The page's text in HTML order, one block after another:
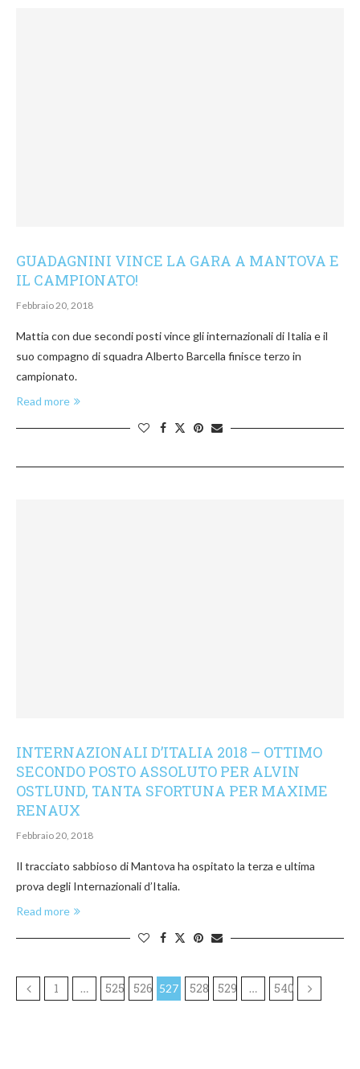
GUADAGNINI VINCE LA GARA A MANTOVA E
IL CAMPIONATO!
Febbraio 20, 2018
Mattia con due secondi posti vince gli internazionali di Italia e il
suo compagno di squadra Alberto Barcella finisce terzo in
campionato.
Read more
INTERNAZIONALI D’ITALIA 2018 – OTTIMO
SECONDO POSTO ASSOLUTO PER ALVIN
OSTLUND, TANTA SFORTUNA PER MAXIME
RENAUX
Febbraio 20, 2018
Il tracciato sabbioso di Mantova ha ospitato la terza e ultima
prova degli Internazionali d’Italia.
Read more
1 … 525 526 527 528 529 … 540